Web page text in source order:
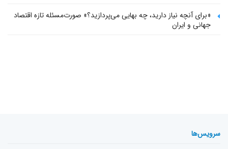
«برای آنچه نیاز دارید، چه بهایی می‌پردازید؟» صورت‌مسئله تازه اقتصاد
جهانی و ایران
سرویس‌ها